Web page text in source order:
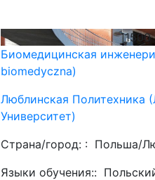
1500
Биомедицинская
biomedyczna)
Люблинская Политехника
Университет)
Страна/город: : Польша/
Языки обучения::